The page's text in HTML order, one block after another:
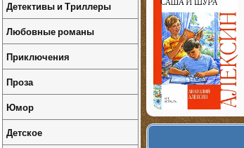
Детективы и Триллеры
Любовные романы
Приключения
Проза
Юмор
Детское